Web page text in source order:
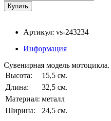
Артикул: vs-243234
Информация
Сувенирная модель мотоцикла.
Высота:
15,5 см.
Длина:
32,5 см.
Материал: металл
Ширина:
24,5 см.